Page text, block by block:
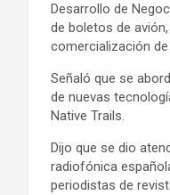
Desarrollo de
de boletos de
comercialización
Señaló que se
de nuevas
Native Trails.
Dijo que se dio
radiofónica
periodistas de